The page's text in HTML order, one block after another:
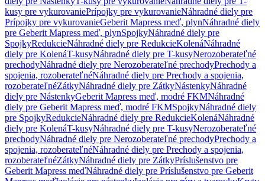
kusy pre vykurovaniePrípojky pre vykurovanieNáhradné diely pre
Prípojky pre vykurovanieGeberit Mapress meď, plynNáhradné diely
pre Geberit Mapress meď, plynSpojkyNáhradné diely pre
SpojkyRedukcieNáhradné diely pre RedukcieKolenáNáhradné
diely pre KolenáT-kusyNáhradné diely pre T-kusyNerozoberateľné
prechodyNáhradné diely pre Nerozoberateľné prechodyPrechody a
spojenia, rozoberateľnéNáhradné diely pre Prechody a spojenia,
rozoberateľnéZátkyNáhradné diely pre ZátkyNástenkyNáhradné
diely pre NástenkyGeberit Mapress meď, modré FKMNáhradné
diely pre Geberit Mapress meď, modré FKMSpojkyNáhradné diely
pre SpojkyRedukcieNáhradné diely pre RedukcieKolenáNáhradné
diely pre KolenáT-kusyNáhradné diely pre T-kusyNerozoberateľné
prechodyNáhradné diely pre Nerozoberateľné prechodyPrechody a
spojenia, rozoberateľnéNáhradné diely pre Prechody a spojenia,
rozoberateľnéZátkyNáhradné diely pre ZátkyPríslušenstvo pre
Geberit Mapress meďNáhradné diely pre Príslušenstvo pre Geberit